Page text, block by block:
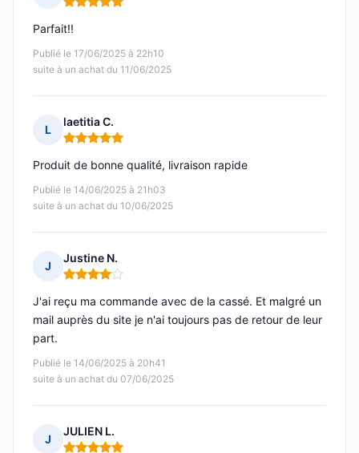
Note : 5 sur 5
Publié le 17/06/2025 à 22h10
suite à un achat du 11/06/2025
Parfait!!
L
laetitia C.
Note : 5 sur 5
Publié le 14/06/2025 à 21h03
suite à un achat du 10/06/2025
Produit de bonne qualité, livraison rapide
J
Justine N.
Note : 4 sur 5
Publié le 14/06/2025 à 20h41
suite à un achat du 07/06/2025
J'ai reçu ma commande avec de la cassé. Et malgré un
mail auprès du site je n'ai toujours pas de retour de leur
part.
J
JULIEN L.